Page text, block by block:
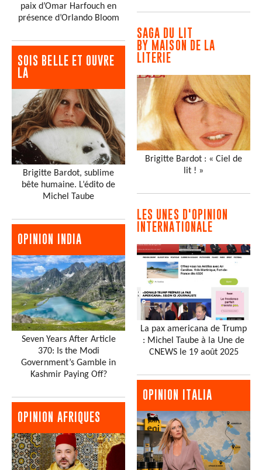
paix d’Omar Harfouch en
présence d’Orlando Bloom
SOIS BELLE ET OUVRE
LA
Brigitte Bardot, sublime
bête humaine. L’édito de
Michel Taube
OPINION INDIA
Seven Years After Article
370: Is the Modi
Government’s Gamble in
Kashmir Paying Off?
OPINION AFRIQUES
SAGA DU LIT
BY MAISON DE LA
LITERIE
Brigitte Bardot : « Ciel de
lit ! »
LES UNES D'OPINION
INTERNATIONALE
La pax americana de Trump
: Michel Taube à la Une de
CNEWS le 19 août 2025
OPINION ITALIA